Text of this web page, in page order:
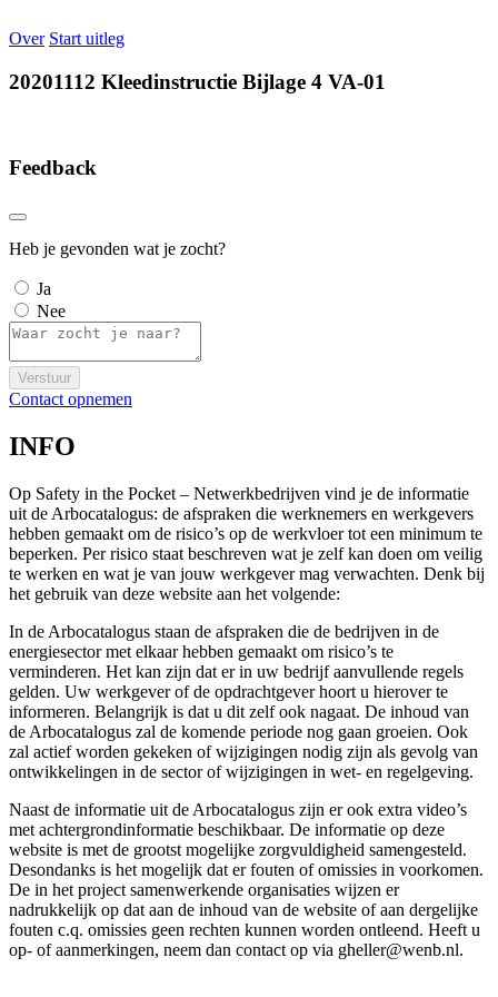
Over Start uitleg
20201112 Kleedinstructie Bijlage 4 VA-01
Feedback
Heb je gevonden wat je zocht?
Ja
Nee
Verstuur
Contact opnemen
INFO
Op Safety in the Pocket – Netwerkbedrijven vind je de informatie
uit de Arbocatalogus: de afspraken die werknemers en werkgevers
hebben gemaakt om de risico’s op de werkvloer tot een minimum te
beperken. Per risico staat beschreven wat je zelf kan doen om veilig
te werken en wat je van jouw werkgever mag verwachten. Denk bij
het gebruik van deze website aan het volgende:
In de Arbocatalogus staan de afspraken die de bedrijven in de
energiesector met elkaar hebben gemaakt om risico’s te
verminderen. Het kan zijn dat er in uw bedrijf aanvullende regels
gelden. Uw werkgever of de opdrachtgever hoort u hierover te
informeren. Belangrijk is dat u dit zelf ook nagaat. De inhoud van
de Arbocatalogus zal de komende periode nog gaan groeien. Ook
zal actief worden gekeken of wijzigingen nodig zijn als gevolg van
ontwikkelingen in de sector of wijzigingen in wet- en regelgeving.
Naast de informatie uit de Arbocatalogus zijn er ook extra video’s
met achtergrondinformatie beschikbaar. De informatie op deze
website is met de grootst mogelijke zorgvuldigheid samengesteld.
Desondanks is het mogelijk dat er fouten of omissies in voorkomen.
De in het project samenwerkende organisaties wijzen er
nadrukkelijk op dat aan de inhoud van de website of aan dergelijke
fouten c.q. omissies geen rechten kunnen worden ontleend. Heeft u
op- of aanmerkingen, neem dan contact op via gheller@wenb.nl.